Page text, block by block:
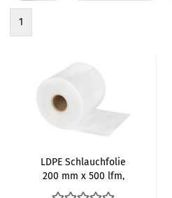
1
LDPE Schlauch­fo­lie
200 mm x 500 lfm,
150my